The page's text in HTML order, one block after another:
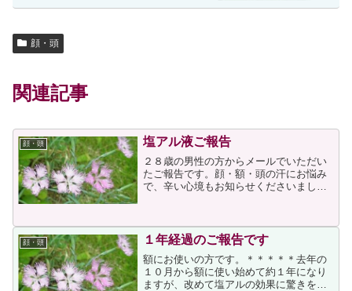
顔・頭
関連記事
顔・頭 塩アル液ご報告
２８歳の男性の方からメールでいただい
たご報告です。顔・額・頭の汗にお悩み
で、辛い心境もお知らせくださいまし
顔・額・頭から異常に汗を掻く体質に、
高校生くらいの頃からもう１...
顔・頭 １年経過のご報告です
額にお使いの方です。＊＊＊＊＊去年の
１０月から額に使い始めて約１年になり
ますが、改めて塩アルの効果に驚きを感